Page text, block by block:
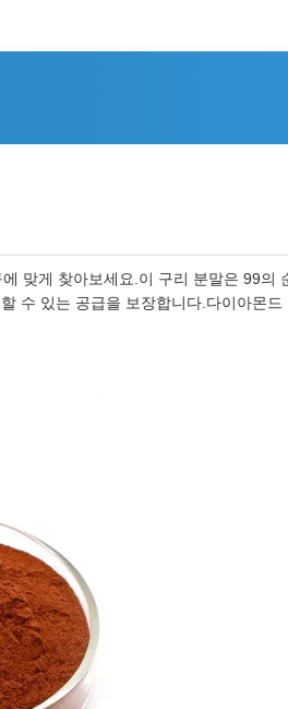
맞게 찾아보세요.이 구리 분말은 99
수 있는 공급을 보장합니다.다이아몬